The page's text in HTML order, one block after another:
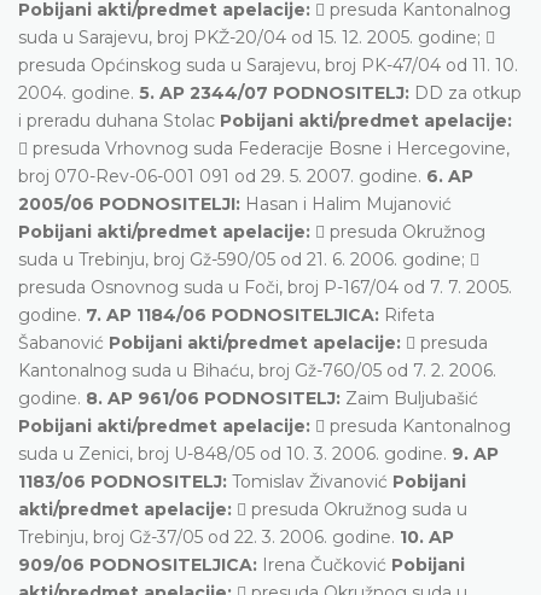
Pobijani akti/predmet apelacije:  presuda Kantonalnog
suda u Sarajevu, broj PKŽ-20/04 od 15. 12. 2005. godine; 
presuda Općinskog suda u Sarajevu, broj PK-47/04 od 11. 10.
2004. godine. 5. AP 2344/07 PODNOSITELJ: DD za otkup
i preradu duhana Stolac Pobijani akti/predmet apelacije:
 presuda Vrhovnog suda Federacije Bosne i Hercegovine,
broj 070-Rev-06-001 091 od 29. 5. 2007. godine. 6. AP
2005/06 PODNOSITELJI: Hasan i Halim Mujanović
Pobijani akti/predmet apelacije:  presuda Okružnog
suda u Trebinju, broj Gž-590/05 od 21. 6. 2006. godine; 
presuda Osnovnog suda u Foči, broj P-167/04 od 7. 7. 2005.
godine. 7. AP 1184/06 PODNOSITELJICA: Rifeta
Šabanović Pobijani akti/predmet apelacije:  presuda
Kantonalnog suda u Bihaću, broj Gž-760/05 od 7. 2. 2006.
godine. 8. AP 961/06 PODNOSITELJ: Zaim Buljubašić
Pobijani akti/predmet apelacije:  presuda Kantonalnog
suda u Zenici, broj U-848/05 od 10. 3. 2006. godine. 9. AP
1183/06 PODNOSITELJ: Tomislav Živanović Pobijani
akti/predmet apelacije:  presuda Okružnog suda u
Trebinju, broj Gž-37/05 od 22. 3. 2006. godine. 10. AP
909/06 PODNOSITELJICA: Irena Čučković Pobijani